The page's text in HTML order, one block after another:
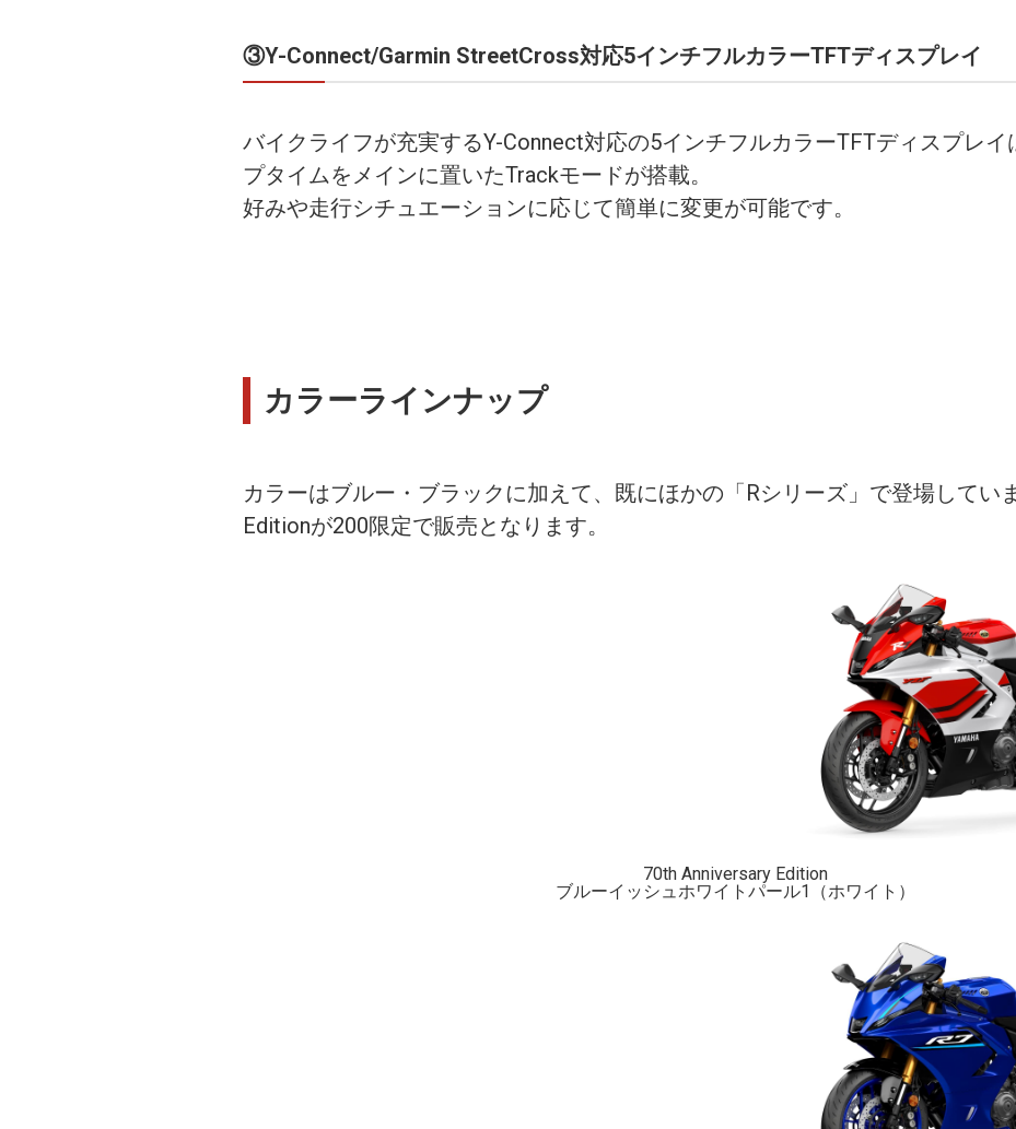
③Y-Connect/Garmin StreetCross対応5インチフルカラーTFTディスプレイ
バイクライフが充実するY-Connect対応の5インチフルカラーTFTディスプレイ
プタイムをメインに置いたTrackモードが搭載。
好みや走行シチュエーションに応じて簡単に変更が可能です。
カラーラインナップ
カラーはブルー・ブラックに加えて、既にほかの「Rシリーズ」で登場してい
Editionが200限定で販売となります。
70th Anniversary Edition
ブルーイッシュホワイトパール1 （ホワイト）